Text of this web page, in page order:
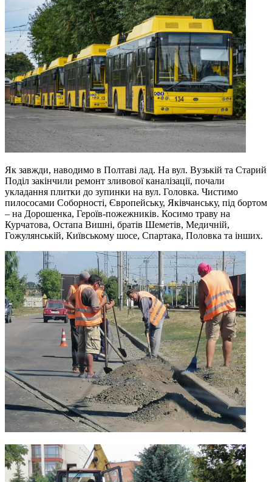
Як завжди, наводимо в Полтаві лад. На вул. Вузькій та Старий
Поділ закінчили ремонт зливової каналізації, почали
укладання плитки до зупинки на вул. Головка. Чистимо
пилососами Соборності, Європейську, Яківчанську, під бортом
– на Дорошенка, Героїв-пожежників. Косимо траву на
Курчатова, Остапа Вишні, братів Шеметів, Медичній,
Гожулянській, Київському шосе, Спартака, Половка та інших.